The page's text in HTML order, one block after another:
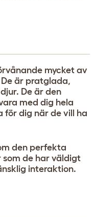
mycket av
är pratglada,
De är den
med dig hela
för dig när de vill ha
den perfekta
som de har väldigt
interaktion.